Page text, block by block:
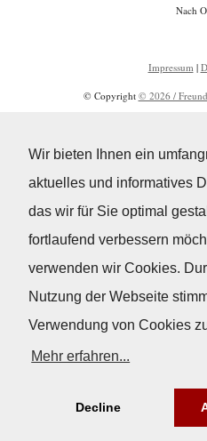
Wir bieten Ihnen ein
aktuelles und informatives
das wir für Sie optimal
fortlaufend verbessern
verwenden wir Cookies.
Nutzung der Webseite
Verwendung von Cookies
Mehr erfahren...
Decline
Nach
Impressum |
© Copyright © 2026 /